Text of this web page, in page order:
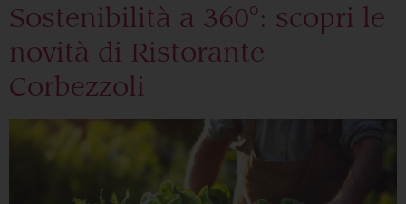
Sostenibilità a 360°: scopri le
novità di Ristorante
Corbezzoli